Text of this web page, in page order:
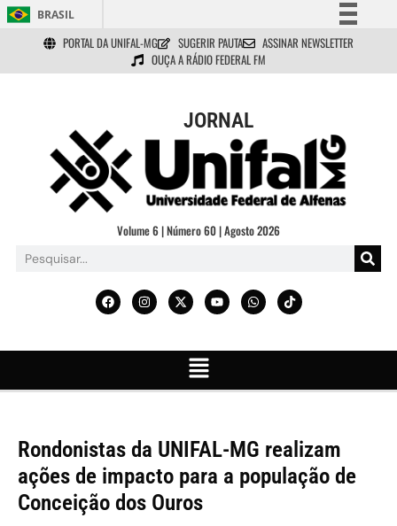
BRASIL
Simplifique!
Comunica BR
Acesso à informação
Legislação
Canais
PORTAL DA UNIFAL-MG SUGERIR PAUTA
ASSINAR NEWSLETTER
OUÇA A RÁDIO FEDERAL FM
JORNAL
Volume 6 | Número 60 | Agosto 2026
Rondonistas da UNIFAL-MG realizam
ações de impacto para a população de
Conceição dos Ouros